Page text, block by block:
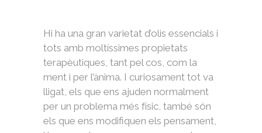
Hi ha una gran varietat d’olis essencials i
tots amb moltíssimes propietats
terapèutiques, tant pel cos, com la
ment i per l’ànima. I curiosament tot va
lligat, els que ens ajuden normalment
per un problema més físic, també són
els que ens modifiquen els pensament,